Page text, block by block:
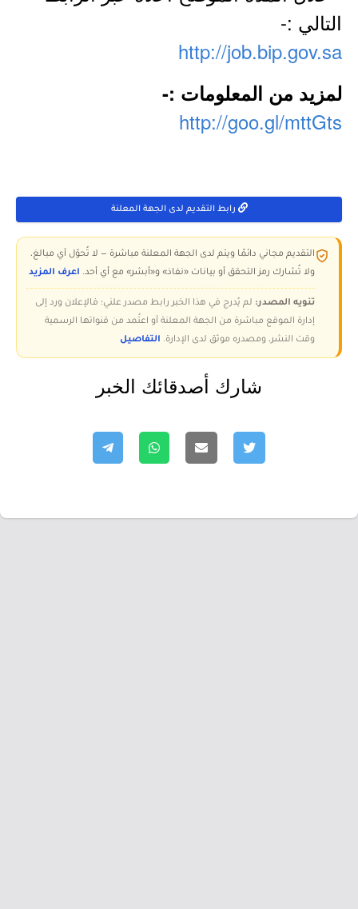
التالي :-
http://job.bip.gov.sa
لمزيد من المعلومات :-
http://goo.gl/mttGts
رابط التقديم لدى الجهة المعلنة
التقديم مجاني دائمًا ويتم لدى الجهة المعلنة مباشرة — لا تُحوّل أي مبالغ،
ولا تُشارك رمز التحقق أو بيانات «نفاذ» و«أبشر» مع أي أحد. اعرف المزيد
تنويه المصدر: لم يُدرج في هذا الخبر رابط مصدر علني؛ فالإعلان ورد إلى
إدارة الموقع مباشرة من الجهة المعلنة أو اعتُمد من قنواتها الرسمية
وقت النشر، ومصدره موثق لدى الإدارة. التفاصيل
شارك أصدقائك الخبر